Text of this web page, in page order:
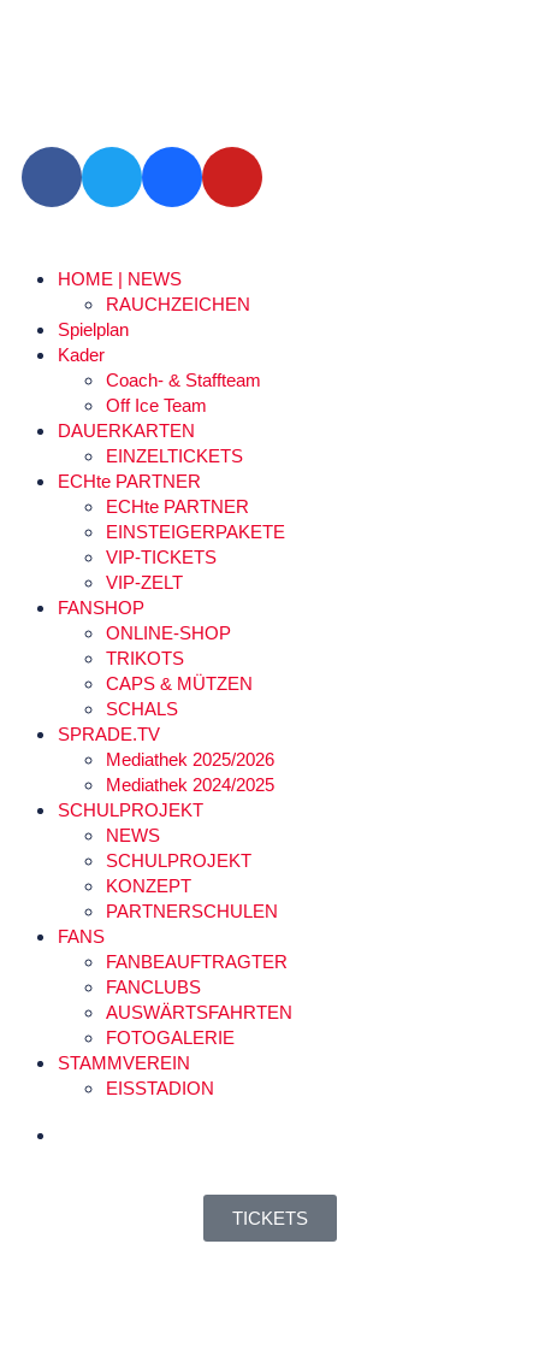
HOME | NEWS
RAUCHZEICHEN
Spielplan
Kader
Coach- & Staffteam
Off Ice Team
DAUERKARTEN
EINZELTICKETS
ECHte PARTNER
ECHte PARTNER
EINSTEIGERPAKETE
VIP-TICKETS
VIP-ZELT
FANSHOP
ONLINE-SHOP
TRIKOTS
CAPS & MÜTZEN
SCHALS
SPRADE.TV
Mediathek 2025/2026
Mediathek 2024/2025
SCHULPROJEKT
NEWS
SCHULPROJEKT
KONZEPT
PARTNERSCHULEN
FANS
FANBEAUFTRAGTER
FANCLUBS
AUSWÄRTSFAHRTEN
FOTOGALERIE
STAMMVEREIN
EISSTADION
TICKETS